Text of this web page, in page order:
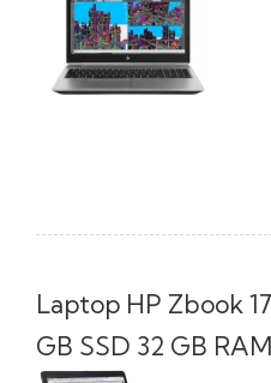
Laptop HP Zbook
GB SSD 32 GB